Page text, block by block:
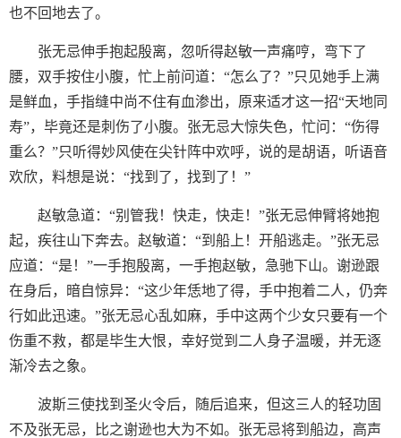
也不回地去了。
张无忌伸手抱起殷离，忽听得赵敏一声痛哼，弯下了
腰，双手按住小腹，忙上前问道：“怎么了？”只见她手上满
是鲜血，手指缝中尚不住有血渗出，原来适才这一招“天地同
寿”，毕竟还是刺伤了小腹。张无忌大惊失色，忙问：“伤得
重么？”只听得妙风使在尖针阵中欢呼，说的是胡语，听语音
欢欣，料想是说：“找到了，找到了！”
赵敏急道：“别管我！快走，快走！”张无忌伸臂将她抱
起，疾往山下奔去。赵敏道：“到船上！开船逃走。”张无忌
应道：“是！”一手抱殷离，一手抱赵敏，急驰下山。谢逊跟
在身后，暗自惊异：“这少年恁地了得，手中抱着二人，仍奔
行如此迅速。”张无忌心乱如麻，手中这两个少女只要有一个
伤重不救，都是毕生大恨，幸好觉到二人身子温暖，并无逐
渐冷去之象。
波斯三使找到圣火令后，随后追来，但这三人的轻功固
不及张无忌，比之谢逊也大为不如。张无忌将到船边，高声